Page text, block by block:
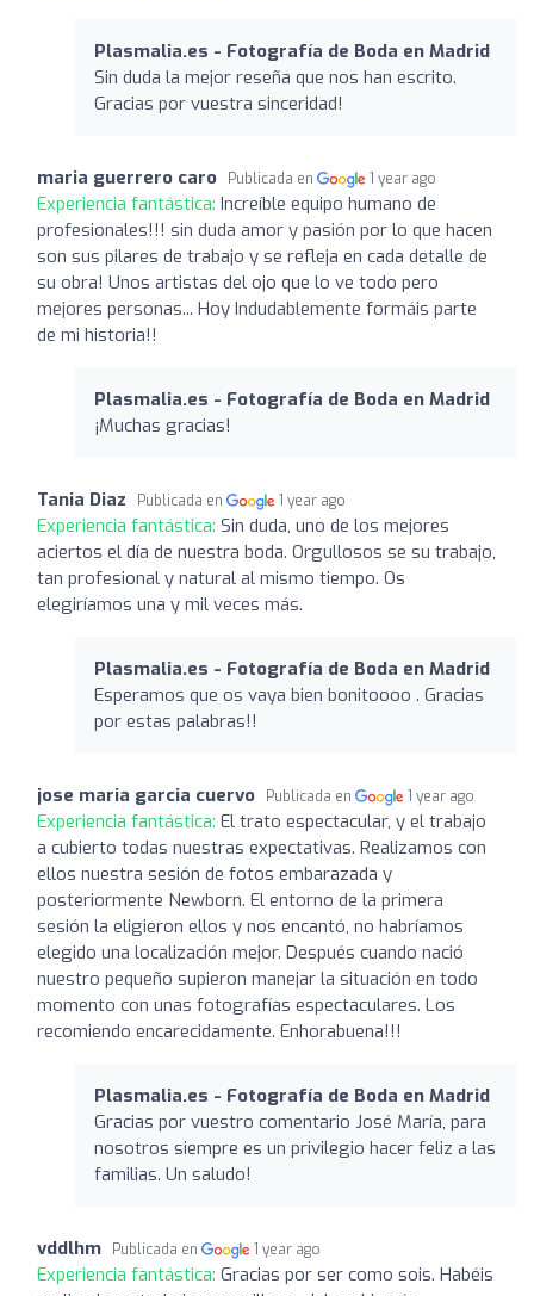
Plasmalia.es - Fotografía de Boda en Madrid
Sin duda la mejor reseña que nos han escrito.
Gracias por vuestra sinceridad!
maria guerrero caro Publicada en 1 year ago
Experiencia fantástica: Increíble equipo humano de
profesionales!!! sin duda amor y pasión por lo que hacen
son sus pilares de trabajo y se refleja en cada detalle de
su obra! Unos artistas del ojo que lo ve todo pero
mejores personas... Hoy Indudablemente formáis parte
de mi historia!!
Plasmalia.es - Fotografía de Boda en Madrid
¡Muchas gracias!
Tania Diaz Publicada en 1 year ago
Experiencia fantástica: Sin duda, uno de los mejores
aciertos el día de nuestra boda. Orgullosos se su trabajo,
tan profesional y natural al mismo tiempo. Os
elegiríamos una y mil veces más.
Plasmalia.es - Fotografía de Boda en Madrid
Esperamos que os vaya bien bonitoooo . Gracias
por estas palabras!!
jose maria garcia cuervo Publicada en 1 year ago
Experiencia fantástica: El trato espectacular, y el trabajo
a cubierto todas nuestras expectativas. Realizamos con
ellos nuestra sesión de fotos embarazada y
posteriormente Newborn. El entorno de la primera
sesión la eligieron ellos y nos encantó, no habríamos
elegido una localización mejor. Después cuando nació
nuestro pequeño supieron manejar la situación en todo
momento con unas fotografías espectaculares. Los
recomiendo encarecidamente. Enhorabuena!!!
Plasmalia.es - Fotografía de Boda en Madrid
Gracias por vuestro comentario José María, para
nosotros siempre es un privilegio hacer feliz a las
familias. Un saludo!
vddlhm Publicada en 1 year ago
Experiencia fantástica: Gracias por ser como sois. Habéis